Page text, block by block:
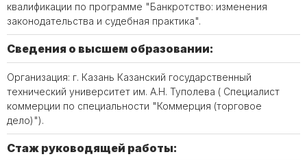
квалификации по программе "Банкротство: изменения
законодательства и судебная практика".
Сведения о высшем образовании:
Организация: г. Казань Казанский государственный
технический университет им. А.Н. Туполева ( Специалист
коммерции по специальности "Коммерция (торговое
дело)").
Стаж руководящей работы: